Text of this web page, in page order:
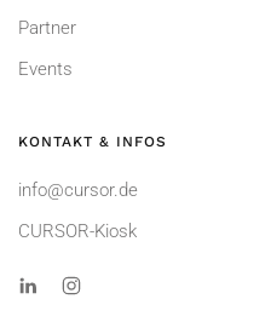
Partner
Events
KONTAKT & INFOS
info@cursor.de
CURSOR-Kiosk